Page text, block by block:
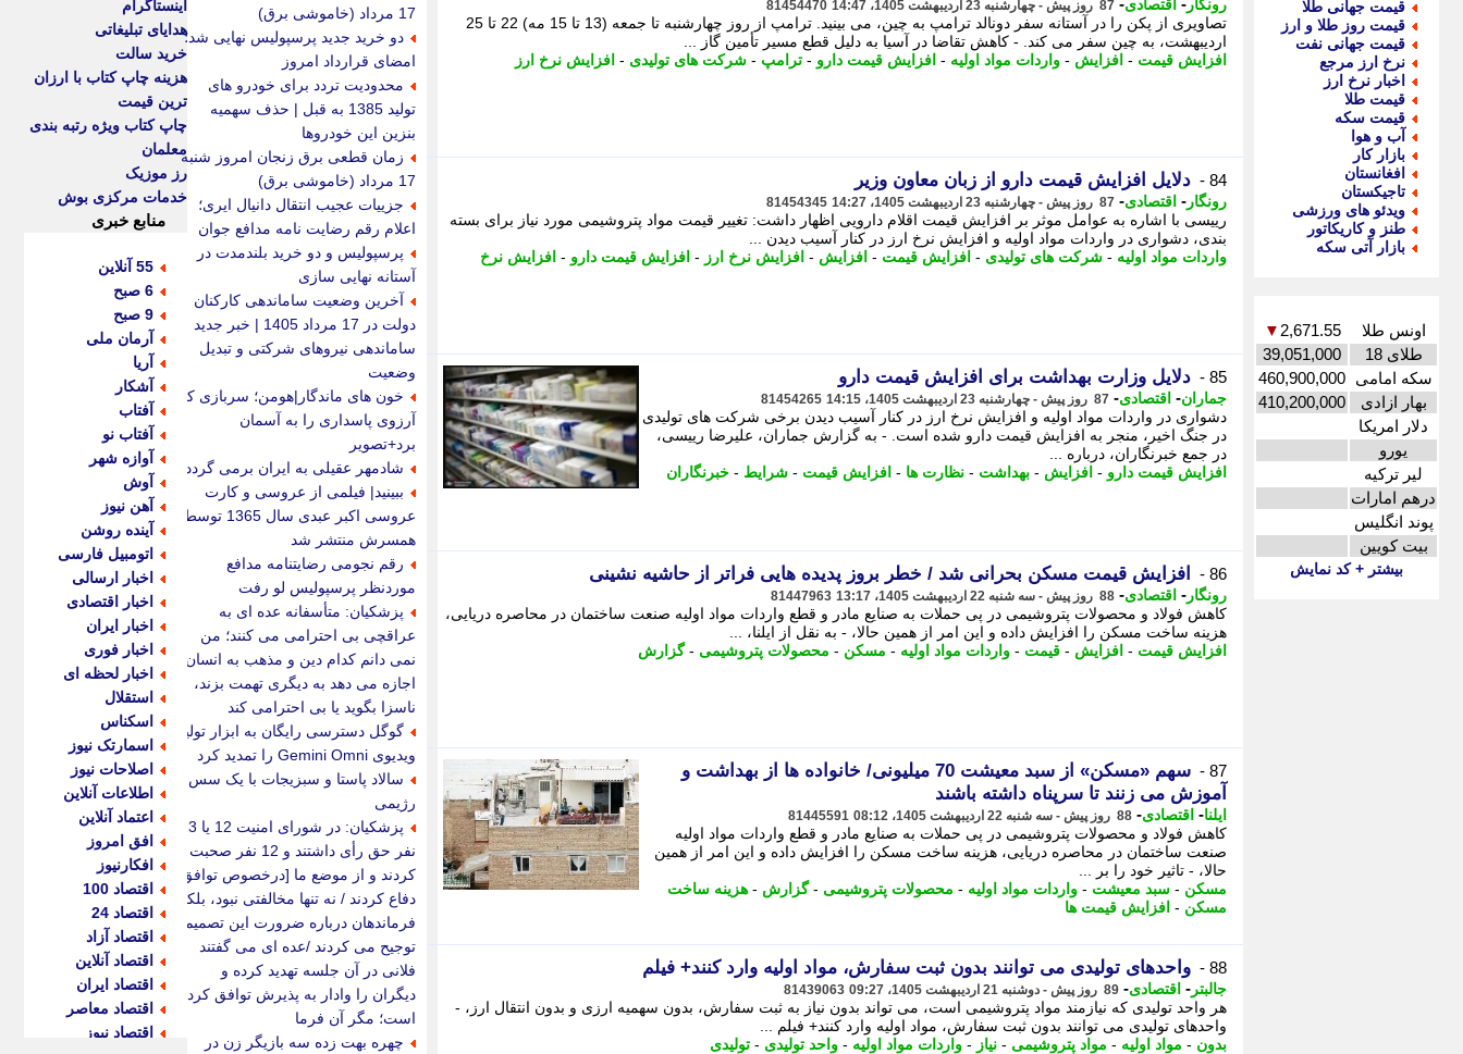
قیمت جهانی طلا
قیمت روز طلا و ارز
قیمت جهانی نفت
نرخ ارز مرجع
اخبار نرخ ارز
قیمت طلا
قیمت سکه
آب و هوا
بازار کار
افغانستان
تاجیکستان
ویدئو های ورزشی
طنز و کاریکاتور
بازار آتی سکه
اونس طلا 2,671.55
▼
طلای 18
39,051,000
سکه امامی 460,900,000
بهار ازادی
410,200,000
دلار امریکا
یورو
لیر ترکیه
درهم امارات
پوند انگلیس
بیت کویین
بیشتر + کد نمایش
رونگار - اقتصادی- 87 روز پیش - چهارشنبه 23 اردیبهشت 1405، 14:47 81454470
تصاویری از پکن را در آستانه سفر دونالد ترامپ به چین، می بینید. ترامپ از روز چهارشنبه تا جمعه (13 تا 15 مه) 22 تا 25
اردیبهشت، به چین سفر می کند. - کاهش تقاضا در آسیا به دلیل قطع مسیر تأمین گاز ...
افزایش قیمت - افزایش - واردات مواد اولیه - افزایش قیمت دارو - ترامپ - شرکت های تولیدی - افزایش نرخ ارز
84 - دلایل افزایش قیمت دارو از زبان معاون وزیر
رونگار - اقتصادی- 87 روز پیش - چهارشنبه 23 اردیبهشت 1405، 14:27 81454345
رییسی با اشاره به عوامل موثر بر افزایش قیمت اقلام دارویی اظهار داشت: تغییر قیمت مواد پتروشیمی مورد نیاز برای بسته
بندی، دشواری در واردات مواد اولیه و افزایش نرخ ارز در کنار آسیب دیدن ...
واردات مواد اولیه - شرکت های تولیدی - افزایش قیمت - افزایش - افزایش نرخ ارز - افزایش قیمت دارو - افزایش نرخ
85 - دلایل وزارت بهداشت برای افزایش قیمت دارو
جماران- اقتصادی- 87 روز پیش - چهارشنبه 23 اردیبهشت 1405، 14:15 81454265
دشواری در واردات مواد اولیه و افزایش نرخ ارز در کنار آسیب دیدن برخی شرکت های تولیدی
در جنگ اخیر، منجر به افزایش قیمت دارو شده است. - به گزارش جماران، علیرضا رییسی،
در جمع خبرنگاران، درباره ...
افزایش قیمت دارو - افزایش - بهداشت - نظارت ها - افزایش قیمت - شرایط - خبرنگاران
86 - افزایش قیمت مسکن بحرانی شد / خطر بروز پدیده هایی فراتر از حاشیه نشینی
رونگار - اقتصادی- 88 روز پیش - سه شنبه 22 اردیبهشت 1405، 13:17 81447963
کاهش فولاد و محصولات پتروشیمی در پی حملات به صنایع مادر و قطع واردات مواد اولیه صنعت ساختمان در محاصره دریایی،
هزینه ساخت مسکن را افزایش داده و این امر از همین حالا، - به نقل از ایلنا، ...
افزایش قیمت - افزایش - قیمت - واردات مواد اولیه - مسکن - محصولات پتروشیمی -گزارش
87 -
سهم «مسکن» از سبد معیشت 70 میلیونی/ خانواده ها از بهداشت و
آموزش می زنند تا سرپناه داشته باشند
ایلنا- اقتصادی- 88 روز پیش - سه شنبه 22 اردیبهشت 1405، 08:12 81445591
کاهش فولاد و محصولات پتروشیمی در پی حملات به صنایع مادر و قطع واردات مواد اولیه
صنعت ساختمان در محاصره دریایی، هزینه ساخت مسکن را افزایش داده و این امر از همین
حالا، - تاثیر خود را بر ...
مسکن - سبد معیشت - واردات مواد اولیه - محصولات پتروشیمی -گزارش - هزینه ساخت
مسکن - افزایش قیمت ها
88 - واحدهای تولیدی می توانند بدون ثبت سفارش، مواد اولیه وارد کنند+ فیلم
جالبتر - اقتصادی- 89 روز پیش - دوشنبه 21 اردیبهشت 1405، 09:27 81439063
هر واحد تولیدی که نیازمند مواد پتروشیمی است، می تواند بدون نیاز به ثبت سفارش، بدون سهمیه ارزی و بدون انتقال ارز، -
واحدهای تولیدی می توانند بدون ثبت سفارش، مواد اولیه وارد کنند+ فیلم ...
بدون - مواد اولیه - مواد پتروشیمی - نیاز - واردات مواد اولیه - واحد تولیدی - تولیدی
17 مرداد (خاموشی برق)
دو خرید جدید پرسپولیس نهایی شد؛
امضای قرارداد امروز
محدودیت تردد برای خودرو های
تولید 1385 به قبل | حذف سهمیه
بنزین این خودروها
زمان قطعی برق زنجان امروز شنبه
17 مرداد (خاموشی برق)
جزییات عجیب انتقال دانیال ایری؛
اعلام رقم رضایت نامه مدافع جوان
پرسپولیس و دو خرید بلندمدت در
آستانه نهایی سازی
آخرین وضعیت ساماندهی کارکنان
دولت در 17 مرداد 1405 | خبر جدید
ساماندهی نیروهای شرکتی و تبدیل
وضعیت
خون های ماندگار|هومن؛ سربازی که
آرزوی پاسداری را به آسمان
برد+تصویر
شادمهر عقیلی به ایران برمی گردد؟
ببینید| فیلمی از عروسی و کارت
عروسی اکبر عبدی سال 1365 توسط
همسرش منتشر شد
رقم نجومی رضایتنامه مدافع
موردنظر پرسپولیس لو رفت
پزشکیان: متأسفانه عده ای به
عراقچی بی احترامی می کنند؛ من
نمی دانم کدام دین و مذهب به انسان
اجازه می دهد به دیگری تهمت بزند،
ناسزا بگوید یا بی احترامی کند
گوگل دسترسی رایگان به ابزار تولید
ویدیوی Gemini Omni را تمدید کرد
سالاد پاستا و سبزیجات با یک سس
رژیمی
پزشکیان: در شورای امنیت 12 یا 13
نفر حق رأی داشتند و 12 نفر صحبت
کردند و از موضع ما [درخصوص توافق]
دفاع کردند / نه تنها مخالفتی نبود، بلکه
فرماندهان درباره ضرورت این تصمیم
توجیح می کردند /عده ای می گفتند
فلانی در آن جلسه تهدید کرده و
دیگران را وادار به پذیرش توافق کرده
است؛ مگر آن فرما
چهره بهت زده سه بازیگر زن در
اینستاگرام
هدایای تبلیغاتی
خرید سالت
هزینه چاپ کتاب با ارزان
ترین قیمت
چاپ کتاب ویژه رتبه بندی
معلمان
رز موزیک
خدمات مرکزی بوش
منابع خبری
55 آنلاین
6 صبح
9 صبح
آرمان ملی
آریا
آشکار
آفتاب
آفتاب نو
آوازه شهر
آوش
آهن نیوز
آینده روشن
اتومبیل فارسی
اخبار ارسالی
اخبار اقتصادی
اخبار ایران
اخبار فوری
اخبار لحظه ای
استقلال
اسکناس
اسمارتک نیوز
اصلاحات نیوز
اطلاعات آنلاین
اعتماد آنلاین
افق امروز
افکارنیوز
اقتصاد 100
اقتصاد 24
اقتصاد آزاد
اقتصاد آنلاین
اقتصاد ایران
اقتصاد معاصر
اقتصاد نیوز